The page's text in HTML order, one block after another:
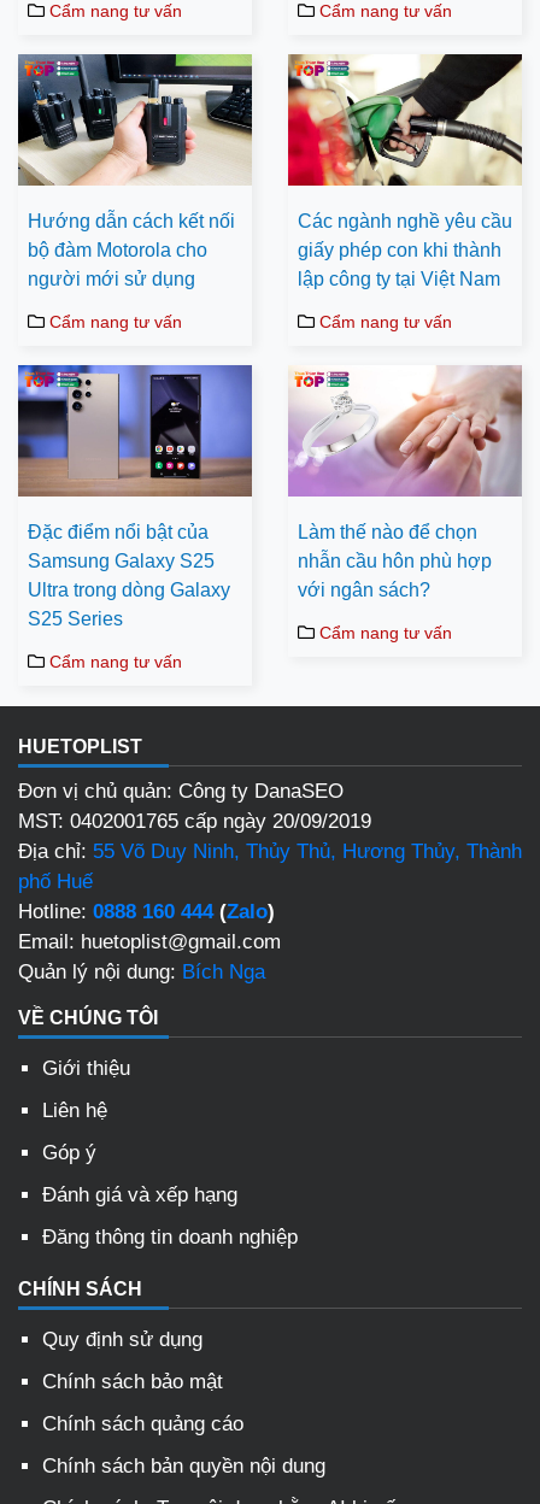
Cẩm nang tư vấn Cẩm nang tư vấn
Hướng dẫn cách kết nối
bộ đàm Motorola cho
người mới sử dụng
Cẩm nang tư vấn
Các ngành nghề yêu cầu
giấy phép con khi thành
lập công ty tại Việt Nam
Cẩm nang tư vấn
Đặc điểm nổi bật của
Samsung Galaxy S25
Ultra trong dòng Galaxy
S25 Series
Cẩm nang tư vấn
Làm thế nào để chọn
nhẫn cầu hôn phù hợp
với ngân sách?
Cẩm nang tư vấn
HUETOPLIST
Đơn vị chủ quản: Công ty DanaSEO
MST: 0402001765 cấp ngày 20/09/2019
Địa chỉ: 55 Võ Duy Ninh, Thủy Thủ, Hương Thủy, Thành
phố Huế
Hotline: 0888 160 444(Zalo)
Email: huetoplist@gmail.com
Quản lý nội dung: Bích Nga
VỀ CHÚNG TÔI
Giới thiệu
Liên hệ
Góp ý
Đánh giá và xếp hạng
Đăng thông tin doanh nghiệp
CHÍNH SÁCH
Quy định sử dụng
Chính sách bảo mật
Chính sách quảng cáo
Chính sách bản quyền nội dung